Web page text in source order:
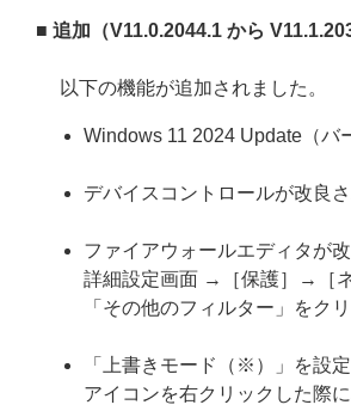
■ 追加（V11.0.2044.1 から
以下の機能が追加されました。
Windows 11 2024 Update（バ
デバイスコントロールが改良
ファイアウォールエディタが
詳細設定画面 →［保護］→［
「その他のフィルター」をク
「上書きモード（※）」を設
アイコンを右クリックした際